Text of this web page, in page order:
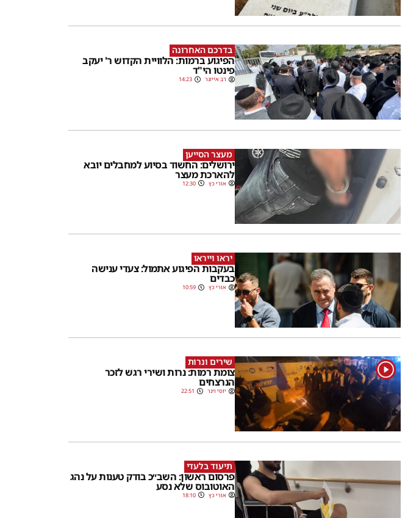
בדרכם האחרונה
הפיגוע ברמות: הלוויית הקדוש ר' יעקב
פינטו הי"ד
דב אייזנר 14:23
מעצר הסייען
ירושלים: החשוד בסיוע למחבלים יובא
להארכת מעצר
אורי כץ 12:30
יראו וייראו
בעקבות הפיגוע אתמול: צעדי ענישה
כבדים
אורי כץ 10:59
1 שירים ונרות
צומת רמות: נרות ושירי רגש לזכר
הנרצחים
יוסי וינר 22:51
תיעוד בלעדי
פרסום ראשון: השב״כ בודק טענות על נהג
האוטובוס שלא נסע
אורי כץ 18:10